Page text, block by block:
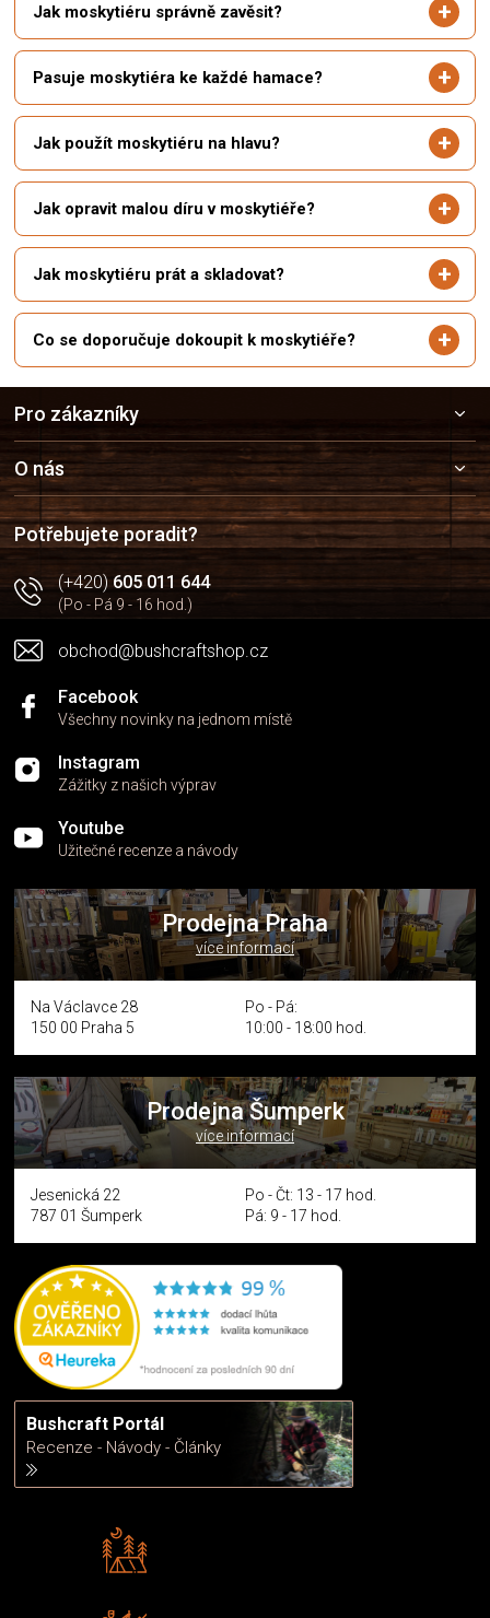
Jak moskytiéru správně zavěsit?
Pasuje moskytiéra ke každé hamace?
Jak použít moskytiéru na hlavu?
Jak opravit malou díru v moskytiéře?
Jak moskytiéru prát a skladovat?
Co se doporučuje dokoupit k moskytiéře?
a
t
í
Pro zákazníky
O nás
Potřebujete poradit?
(+420)605 011 644
(Po - Pá 9 - 16 hod.)
obchod@bushcraftshop.cz
Facebook
Všechny novinky na jednom místě
Instagram
Zážitky z našich výprav
Youtube
Užitečné recenze a návody
Prodejna Praha
více informací
Na Václavce 28
150 00 Praha 5
Po - Pá:
10:00 - 18:00 hod.
Prodejna Šumperk
více informací
Jesenická 22
787 01 Šumperk
Po - Čt: 13 - 17 hod.
Pá: 9 - 17 hod.
Bushcraft Portál
Recenze - Návody - Články